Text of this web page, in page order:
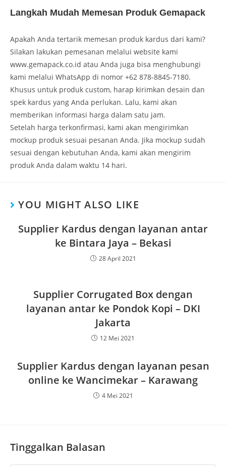
Langkah Mudah Memesan Produk Gemapack
Apakah Anda tertarik memesan produk kardus dari kami?
Silakan lakukan pemesanan melalui website kami
www.gemapack.co.id atau Anda juga bisa menghubungi
kami melalui WhatsApp di nomor +62 878-8845-7180.
Khusus untuk produk custom, harap kirimkan desain dan
spek kardus yang Anda perlukan. Lalu, kami akan
memberikan informasi harga dalam satu jam.
Setelah harga terkonfirmasi, kami akan mengirimkan
mockup produk sesuai pesanan Anda. Jika mockup sudah
sesuai dengan kebutuhan Anda, kami akan mengirim
produk Anda dalam waktu 14 hari.
YOU MIGHT ALSO LIKE
Supplier Kardus dengan layanan antar
ke Bintara Jaya – Bekasi
28 April 2021
Supplier Corrugated Box dengan
layanan antar ke Pondok Kopi – DKI
Jakarta
12 Mei 2021
Supplier Kardus dengan layanan pesan
online ke Wancimekar – Karawang
4 Mei 2021
Tinggalkan Balasan